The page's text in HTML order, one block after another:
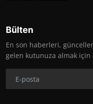
Bülten
En son haberleri,
gelen kutunuza almak için